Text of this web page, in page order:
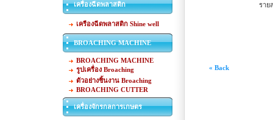
เครื่องฉีดพลาสติก
เครืองฉีดพลาสติก Shine well
BROACHING MACHINE
BROACHING MACHINE
รูปเครื่อง Broaching
ตัวอย่างชิ้นงาน Broaching
BROACHING CUTTER
เครื่องจักรกลการเกษตร
ราย
« Back